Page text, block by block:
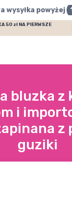
wysyłka powyżej
50 zł NA PIERWSZE
bluzka
i
z
guziki